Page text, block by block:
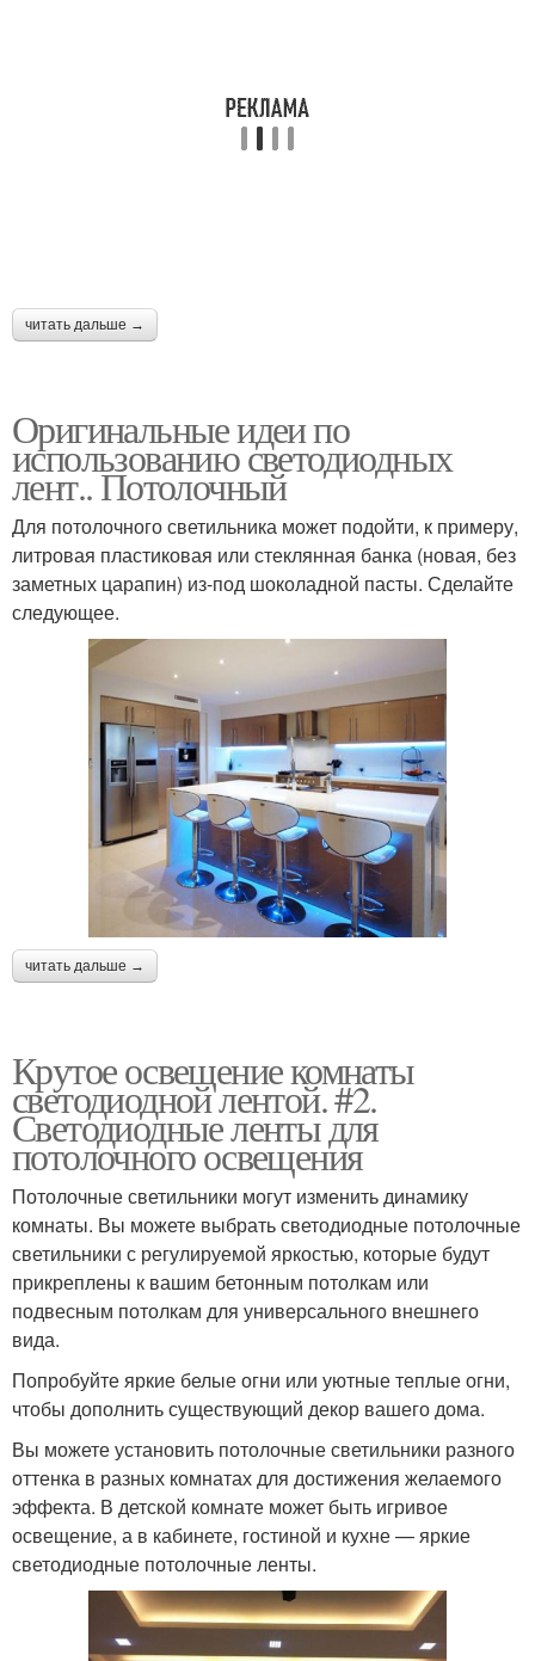
Лента к натяжному
потолку
Лента на кухню
Лента на мебель
Лента на клейкий слой Лента на обои
Выключатель к
светодиодной ленте
читать дальше →
Оригинальные идеи по
использованию светодиодных
лент.. Потолочный
Для потолочного светильника может подойти, к примеру,
литровая пластиковая или стеклянная банка (новая, без
заметных царапин) из-под шоколадной пасты. Сделайте
следующее.
читать дальше →
Крутое освещение комнаты
светодиодной лентой. #2.
Светодиодные ленты для
потолочного освещения
Потолочные светильники могут изменить динамику
комнаты. Вы можете выбрать светодиодные потолочные
светильники с регулируемой яркостью, которые будут
прикреплены к вашим бетонным потолкам или
подвесным потолкам для универсального внешнего
вида.
Попробуйте яркие белые огни или уютные теплые огни,
чтобы дополнить существующий декор вашего дома.
Вы можете установить потолочные светильники разного
оттенка в разных комнатах для достижения желаемого
эффекта. В детской комнате может быть игривое
освещение, а в кабинете, гостиной и кухне — яркие
светодиодные потолочные ленты.